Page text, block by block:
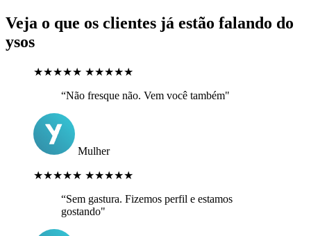
Veja o que os clientes já estão falando do
ysos
★★★★★ ★★★★★
“Não fresque não. Vem você também"
Mulher
★★★★★ ★★★★★
“Sem gastura. Fizemos perfil e estamos
gostando"